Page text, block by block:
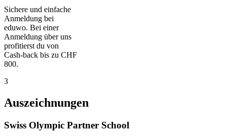
Sichere und einfache
Anmeldung bei
eduwo. Bei einer
Anmeldung über uns
profitierst du von
Cash-back bis zu CHF
800.
3
Auszeichnungen
Swiss Olympic Partner School